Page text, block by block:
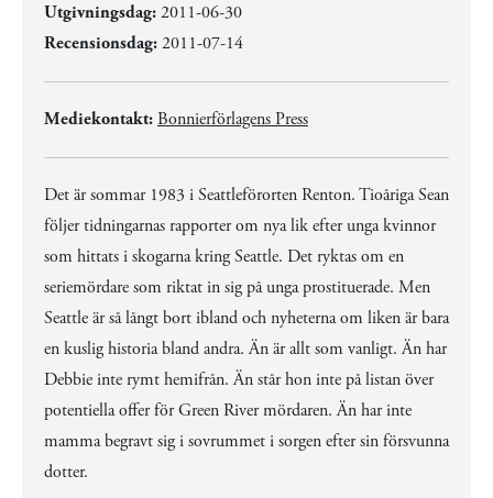
Utgivningsdag:2011-06-30
Recensionsdag:2011-07-14
Mediekontakt: Bonnierförlagens Press
Det är sommar 1983 i Seattleförorten Renton. Tioåriga Sean
följer tidningarnas rapporter om nya lik efter unga kvinnor
som hittats i skogarna kring Seattle. Det ryktas om en
seriemördare som riktat in sig på unga prostituerade. Men
Seattle är så långt bort ibland och nyheterna om liken är bara
en kuslig historia bland andra. Än är allt som vanligt. Än har
Debbie inte rymt hemifrån. Än står hon inte på listan över
potentiella offer för Green River mördaren. Än har inte
mamma begravt sig i sovrummet i sorgen efter sin försvunna
dotter.